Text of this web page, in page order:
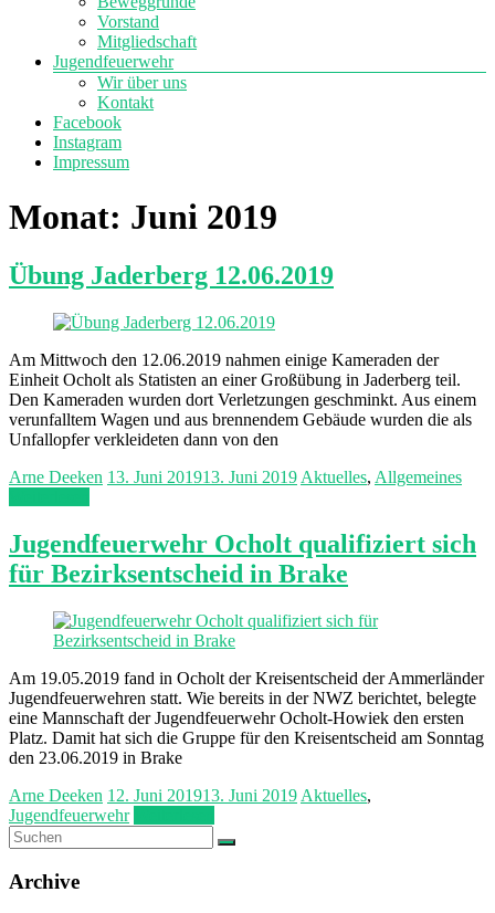
Vorstand
Mitgliedschaft
Jugendfeuerwehr
Wir über uns
Kontakt
Facebook
Instagram
Impressum
Monat: Juni 2019
Übung Jaderberg 12.06.2019
Am Mittwoch den 12.06.2019 nahmen einige Kameraden der
Einheit Ocholt als Statisten an einer Großübung in Jaderberg teil.
Den Kameraden wurden dort Verletzungen geschminkt. Aus einem
verunfalltem Wagen und aus brennendem Gebäude wurden die als
Unfallopfer verkleideten dann von den
Arne Deeken 13. Juni 201913. Juni 2019 Aktuelles, Allgemeines
Jugendfeuerwehr Ocholt qualifiziert sich
für Bezirksentscheid in Brake
Am 19.05.2019 fand in Ocholt der Kreisentscheid der Ammerländer
Jugendfeuerwehren statt. Wie bereits in der NWZ berichtet, belegte
eine Mannschaft der Jugendfeuerwehr Ocholt-Howiek den ersten
Platz. Damit hat sich die Gruppe für den Kreisentscheid am Sonntag
den 23.06.2019 in Brake
Arne Deeken 12. Juni 201913. Juni 2019 Aktuelles,
Jugendfeuerwehr
Archive